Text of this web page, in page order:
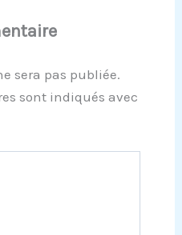
sera pas publiée.
sont indiqués avec